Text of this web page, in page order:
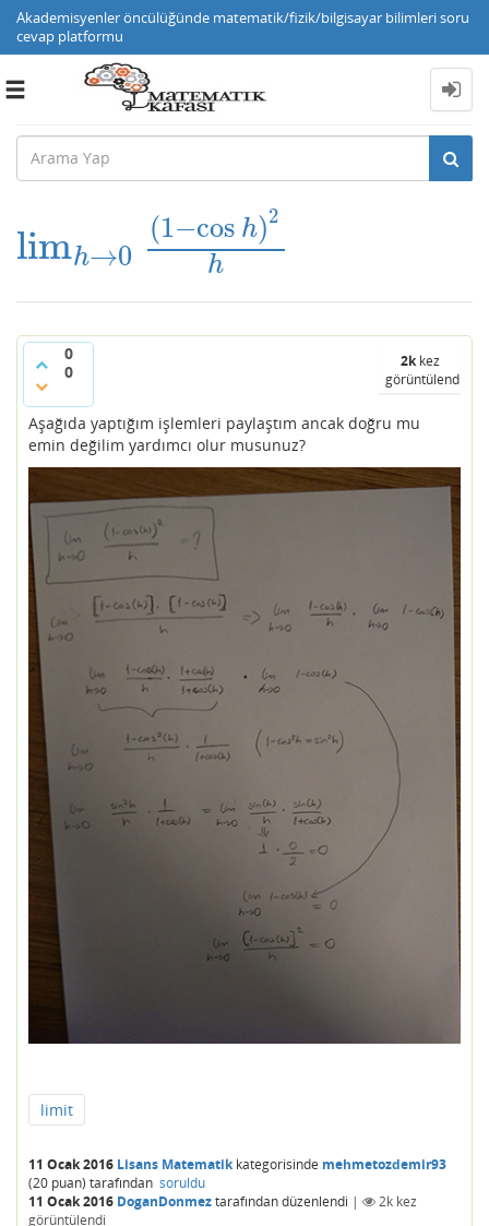
Akademisyenler öncülüğünde matematik/fizik/bilgisayar bilimleri soru
cevap platformu
Toggle
limh→0
(1−cos h)2
h
limh→0 1−cosh)2h
0
0
2kkez
görüntülendi
Aşağıda yaptığım işlemleri paylaştım ancak doğru mu
emin değilim yardımcı olur musunuz?
limit
11 Ocak 2016 Lisans Matematikkategorisinde mehmetozdemir93
(20 puan) tarafından soruldu
11 Ocak 2016 DoganDonmeztarafındandüzenlendi | 2k kez
görüntülendi